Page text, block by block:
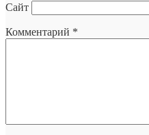
Сайт
Комментарий *